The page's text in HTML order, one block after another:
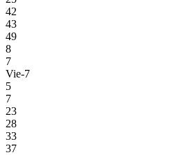
42
43
49
8
7
Vie-7
5
7
23
28
33
37